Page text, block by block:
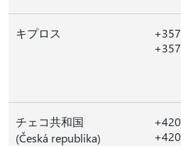
キプロス
+357
+357
チェコ共和国
(Česká republika)
+420
+420